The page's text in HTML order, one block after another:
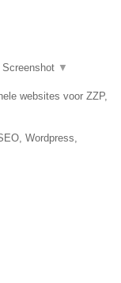
Screenshot ▼
websites voor ZZP,
Wordpress,